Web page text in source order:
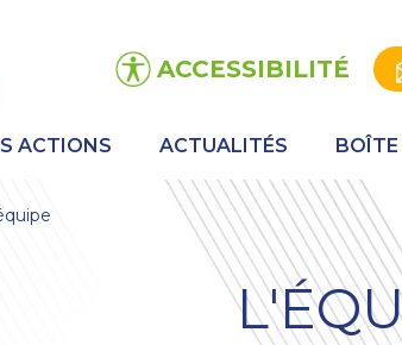
ACCESSIBILITÉ
ACTIONS ACTUALITÉS